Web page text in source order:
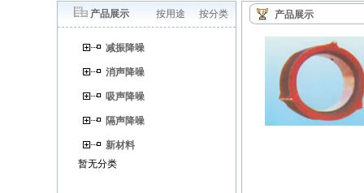
产品展示 按用途 按分类
减振降噪
消声降噪
吸声降噪
隔声降噪
新材料
暂无分类
产品展示